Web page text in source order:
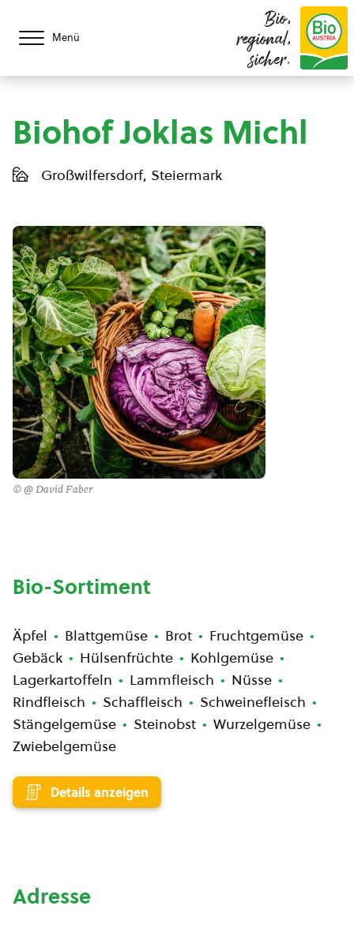
Menü
Bio,
regional,
sicher.
Biohof Joklas Michl
Großwilfersdorf, Steiermark
© @ David Faber
Bio-Sortiment
Äpfel Blattgemüse Brot
Fruchtgemüse
Gebäck
Hülsenfrüchte
Kohlgemüse
Lagerkartoffeln
Lammfleisch
Nüsse
Rindfleisch
Schaffleisch
Schweinefleisch
Stängelgemüse
Steinobst
Wurzelgemüse
Zwiebelgemüse
Details anzeigen
Adresse